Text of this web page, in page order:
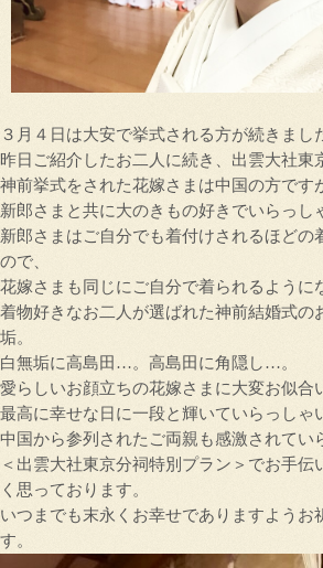
３月４日は大安で挙式される方が続きまし
昨日ご紹介したお二人に続き、出雲大社東
神前挙式をされた花嫁さまは中国の方です
新郎さまと共に大のきもの好きでいらっし
新郎さまはご自分でも着付けされるほどの
ので、
花嫁さまも同じにご自分で着られるように
着物好きなお二人が選ばれた神前結婚式の
垢。
白無垢に高島田…。高島田に角隠し…。
愛らしいお顔立ちの花嫁さまに大変お似合
最高に幸せな日に一段と輝いていらっしゃ
中国から参列されたご両親も感激されてい
＜出雲大社東京分祠特別プラン＞でお手伝
く思っております。
いつまでも末永くお幸せでありますようお
す。